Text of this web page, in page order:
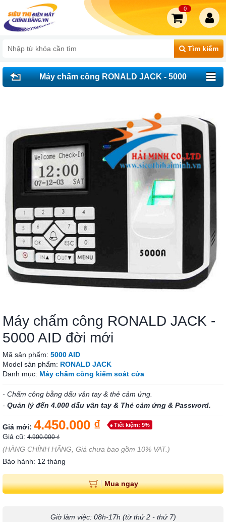
Tìm kiếm
0
Máy chấm công RONALD JACK - 5000
Máy chấm công RONALD JACK -
5000 AID đời mới
Mã sản phẩm: 5000 AID
Model sản phẩm: RONALD JACK
Danh mục: Máy chấm công kiểm soát cửa
- Chấm công bằng dấu vân tay & thẻ cảm ứng.
- Quản lý đến 4.000 dấu vân tay & Thẻ cảm ứng & Password.
Giá mới: 4.450.000 ₫ Tiết kiệm: 9%
Giá cũ: 4.900.000 ₫
(HÀNG CHÍNH HÃNG, Giá chưa bao gồm 10% VAT.)
Bảo hành: 12 tháng
Mua ngay
Giờ làm việc: 08h-17h (từ thứ 2 - thứ 7)